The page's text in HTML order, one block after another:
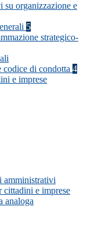
organizzazione e
5
strategico-
codice di condotta 4
e imprese
amministrativi
e imprese
analoga